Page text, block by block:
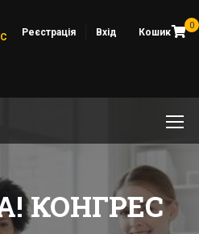
0
Реєстрація Вхід Кошик
КОНГРЕС